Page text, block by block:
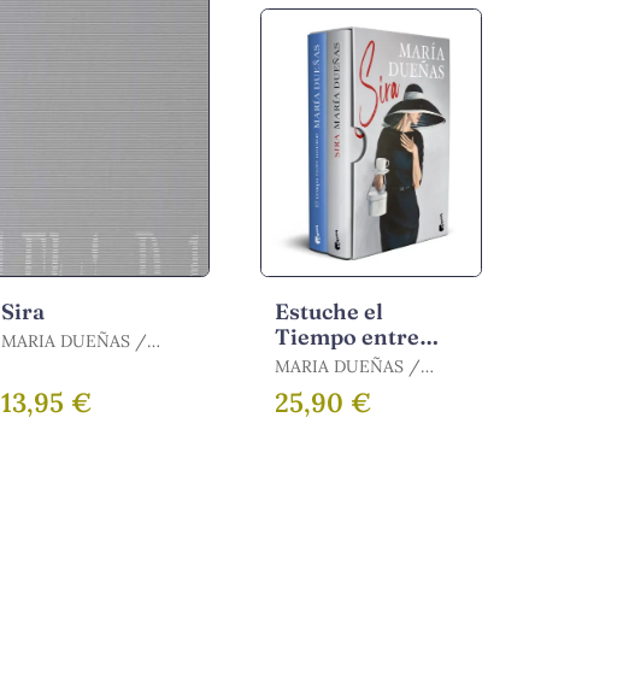
Sira
MARIA DUEÑAS /
13,95 €
Estuche el
Tiempo entre
Costuras + Sira
MARIA DUEÑAS /
DUEÑAS, MARÍA
25,90 €